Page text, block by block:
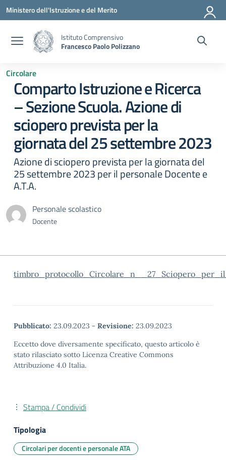
Vai ai contenuti
Vai al menu di navigazione
Vai al footer
Ministero dell'Istruzione e del Merito
Istituto Comprensivo
Francesco Paolo Polizzano
Circolare
Comparto Istruzione e Ricerca
– Sezione Scuola. Azione di
sciopero prevista per la
giornata del 25 settembre 2023
Azione di sciopero prevista per la giornata del
25 settembre 2023 per il personale Docente e
A.T.A.
Personale scolastico
Docente
Pubblicato: 23.09.2023 - Revisione: 23.09.2023
Eccetto dove diversamente specificato, questo articolo è
stato rilasciato sotto Licenza Creative Commons
Attribuzione 4.0 Italia.
Stampa / Condividi
Tipologia
Circolari per docenti e personale ATA